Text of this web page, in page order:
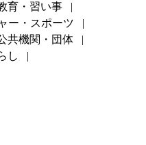
育・習い事
ー・スポーツ
共機関・団体
し